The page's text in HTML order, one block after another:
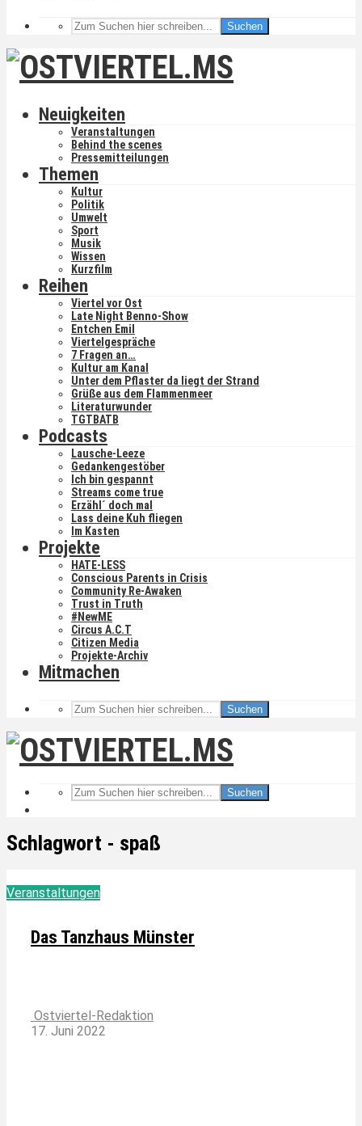
Suchen
Neuigkeiten
Veranstaltungen
Behind the scenes
Pressemitteilungen
Themen
Kultur
Politik
Umwelt
Sport
Musik
Wissen
Kurzfilm
Reihen
Viertel vor Ost
Late Night Benno-Show
Entchen Emil
Viertelgespräche
7 Fragen an…
Kultur am Kanal
Unter dem Pflaster da liegt der Strand
Grüße aus dem Flammenmeer
Literaturwunder
TGTBATB
Podcasts
Lausche-Leeze
Gedankengestöber
Ich bin gespannt
Streams come true
Erzähl´ doch mal
Lass deine Kuh fliegen
Im Kasten
Projekte
HATE-LESS
Conscious Parents in Crisis
Community Re-Awaken
Trust in Truth
#NewME
Circus A.C.T
Citizen Media
Projekte-Archiv
Mitmachen
Suchen
Suchen
Schlagwort - spaß
Veranstaltungen
Das Tanzhaus Münster
Ostviertel-Redaktion
17. Juni 2022